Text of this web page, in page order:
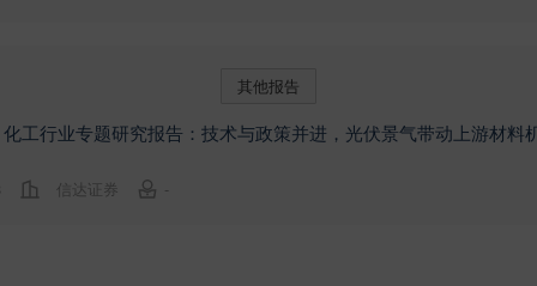
其他报告
工行业专题研究报告：技术与政策并进，光伏景气带动上游材料
信达证券 -